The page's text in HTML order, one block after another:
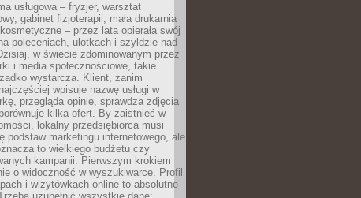
usługowa – fryzjer, warsztat
gabinet fizjoterapii, mała drukarnia
– przez lata opierała swój
poleceniach, ulotkach i szyldzie nad
w świecie zdominowanym przez
i media społecznościowe, takie
wystarcza. Klient, zanim
wpisuje nazwę usługi w
przegląda opinie, sprawdza zdjęcia
kilka ofert. By zaistnieć w
lokalny przedsiębiorca musi
podstaw marketingu internetowego, ale
to wielkiego budżetu czy
kampanii. Pierwszym krokiem
o widoczność w wyszukiwarce. Profil
i wizytówkach online to absolutne